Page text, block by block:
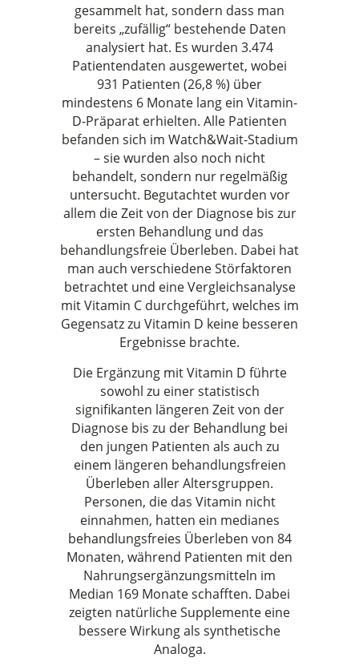
gesammelt hat, sondern dass man
bereits „zufällig“ bestehende Daten
analysiert hat. Es wurden 3.474
Patientendaten ausgewertet, wobei
931 Patienten (26,8 %) über
mindestens 6 Monate lang ein Vitamin-
D-Präparat erhielten. Alle Patienten
befanden sich im Watch&Wait-Stadium
– sie wurden also noch nicht
behandelt, sondern nur regelmäßig
untersucht. Begutachtet wurden vor
allem die Zeit von der Diagnose bis zur
ersten Behandlung und das
behandlungsfreie Überleben. Dabei hat
man auch verschiedene Störfaktoren
betrachtet und eine Vergleichsanalyse
mit Vitamin C durchgeführt, welches im
Gegensatz zu Vitamin D keine besseren
Ergebnisse brachte.
Die Ergänzung mit Vitamin D führte
sowohl zu einer statistisch
signifikanten längeren Zeit von der
Diagnose bis zu der Behandlung bei
den jungen Patienten als auch zu
einem längeren behandlungsfreien
Überleben aller Altersgruppen.
Personen, die das Vitamin nicht
einnahmen, hatten ein medianes
behandlungsfreies Überleben von 84
Monaten, während Patienten mit den
Nahrungsergänzungsmitteln im
Median 169 Monate schafften. Dabei
zeigten natürliche Supplemente eine
bessere Wirkung als synthetische
Analoga.